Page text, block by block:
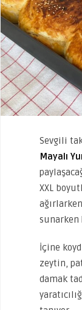
Sevgili
Mayalı
XXL
sunarken
İçine
zeytin,
damak